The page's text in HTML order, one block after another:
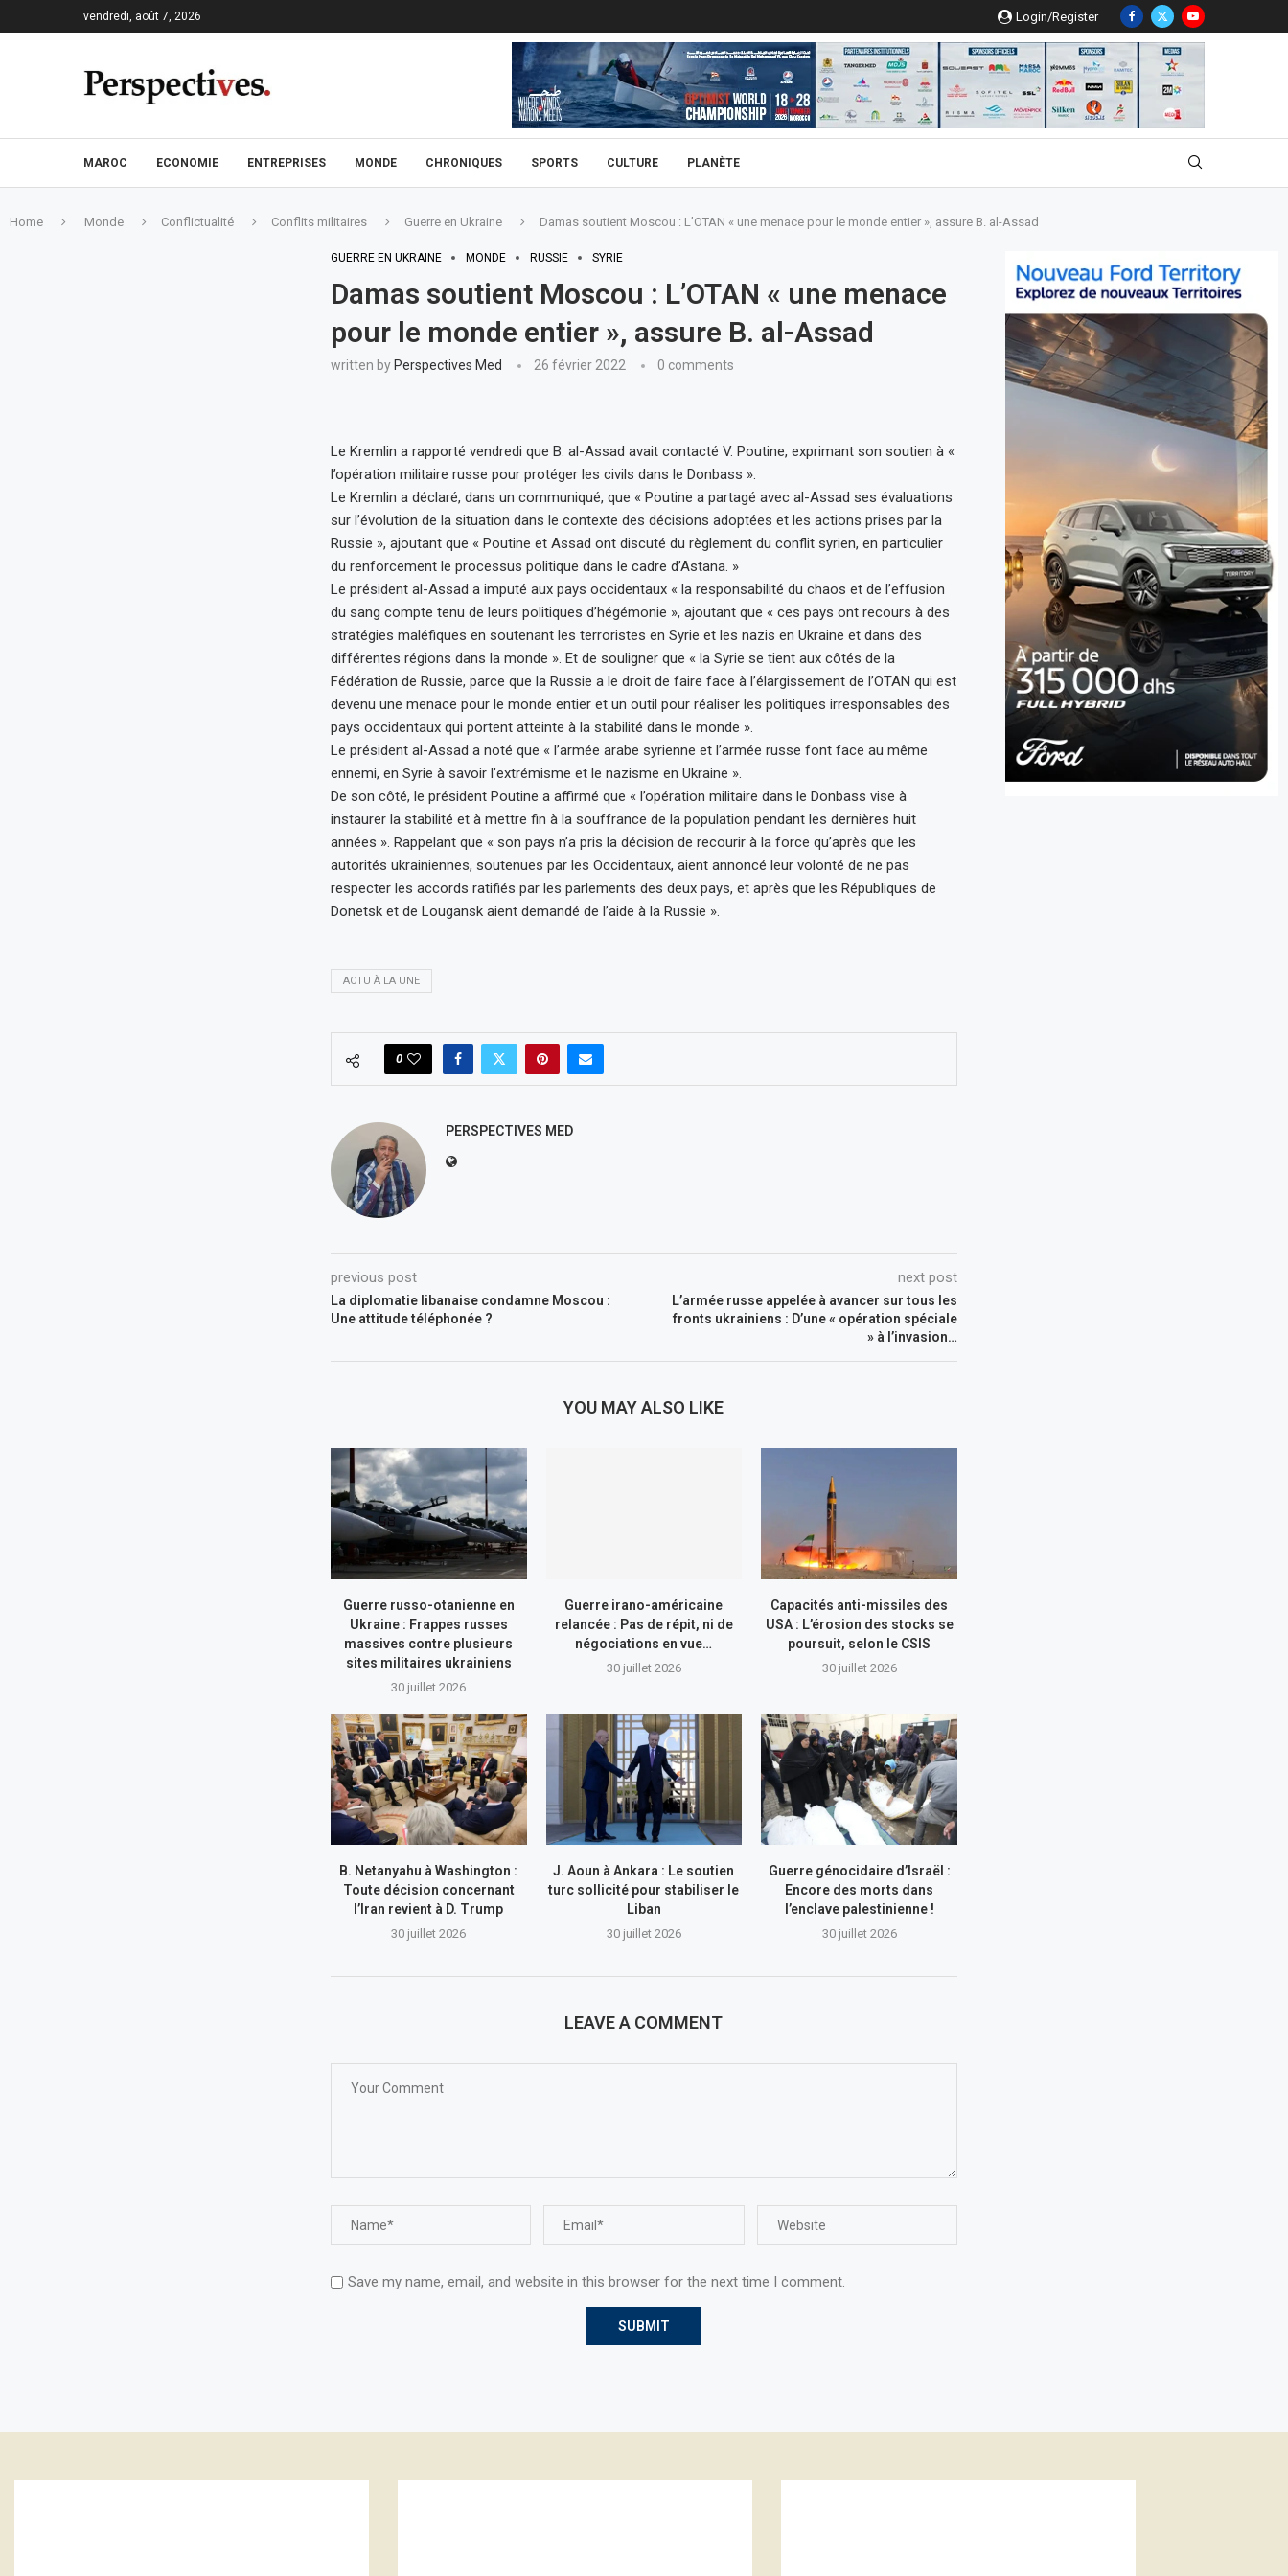
vendredi, août 7, 2026 Login/Register
MAROC ECONOMIE ENTREPRISES MONDE CHRONIQUES SPORTS CULTURE PLANÈTE
Home Monde Conflictualité Conflits militaires Guerre en Ukraine Damas soutient Moscou : L’OTAN « une menace pour le monde entier », assure B. al-Assad
GUERRE EN UKRAINE MONDE RUSSIE SYRIE
Damas soutient Moscou : L’OTAN « une menace
pour le monde entier », assure B. al-Assad
written by Perspectives Med 26 février 2022 0 comments
Le Kremlin a rapporté vendredi que B. al-Assad avait contacté V. Poutine, exprimant son soutien à «
l’opération militaire russe pour protéger les civils dans le Donbass ».
Le Kremlin a déclaré, dans un communiqué, que « Poutine a partagé avec al-Assad ses évaluations
sur l’évolution de la situation dans le contexte des décisions adoptées et les actions prises par la
Russie », ajoutant que « Poutine et Assad ont discuté du règlement du conflit syrien, en particulier
du renforcement le processus politique dans le cadre d’Astana. »
Le président al-Assad a imputé aux pays occidentaux « la responsabilité du chaos et de l’effusion
du sang compte tenu de leurs politiques d’hégémonie », ajoutant que « ces pays ont recours à des
stratégies maléfiques en soutenant les terroristes en Syrie et les nazis en Ukraine et dans des
différentes régions dans la monde ». Et de souligner que « la Syrie se tient aux côtés de la
Fédération de Russie, parce que la Russie a le droit de faire face à l’élargissement de l’OTAN qui est
devenu une menace pour le monde entier et un outil pour réaliser les politiques irresponsables des
pays occidentaux qui portent atteinte à la stabilité dans le monde ».
Le président al-Assad a noté que « l’armée arabe syrienne et l’armée russe font face au même
ennemi, en Syrie à savoir l’extrémisme et le nazisme en Ukraine ».
De son côté, le président Poutine a affirmé que « l’opération militaire dans le Donbass vise à
instaurer la stabilité et à mettre fin à la souffrance de la population pendant les dernières huit
années ». Rappelant que « son pays n’a pris la décision de recourir à la force qu’après que les
autorités ukrainiennes, soutenues par les Occidentaux, aient annoncé leur volonté de ne pas
respecter les accords ratifiés par les parlements des deux pays, et après que les Républiques de
Donetsk et de Lougansk aient demandé de l’aide à la Russie ».
ACTU À LA UNE
0
PERSPECTIVES MED
previous post
La diplomatie libanaise condamne Moscou :
Une attitude téléphonée ?
next post
L’armée russe appelée à avancer sur tous les
fronts ukrainiens : D’une « opération spéciale
» à l’invasion…
YOU MAY ALSO LIKE
Guerre russo-otanienne en
Ukraine : Frappes russes
massives contre plusieurs
sites militaires ukrainiens
30 juillet 2026
Guerre irano-américaine
relancée : Pas de répit, ni de
négociations en vue…
30 juillet 2026
Capacités anti-missiles des
USA : L’érosion des stocks se
poursuit, selon le CSIS
30 juillet 2026
B. Netanyahu à Washington :
Toute décision concernant
l’Iran revient à D. Trump
30 juillet 2026
J. Aoun à Ankara : Le soutien
turc sollicité pour stabiliser le
Liban
30 juillet 2026
Guerre génocidaire d’Israël :
Encore des morts dans
l’enclave palestinienne !
30 juillet 2026
LEAVE A COMMENT
Save my name, email, and website in this browser for the next time I comment.